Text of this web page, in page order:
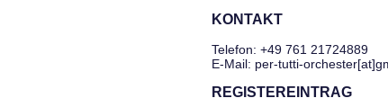
KONTAKT
Telefon: +49 761 21724889
E-Mail: per-tutti-
REGISTEREINTRAG